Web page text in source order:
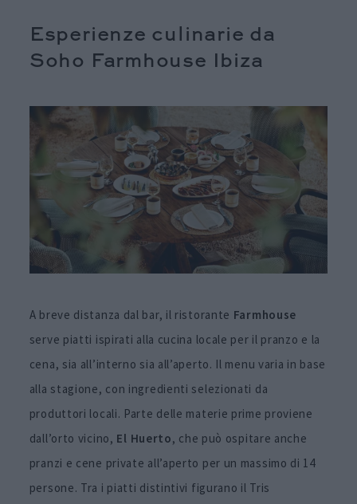
Esperienze culinarie da
Soho Farmhouse Ibiza
A breve distanza dal bar, il ristorante Farmhouse
serve piatti ispirati alla cucina locale per il pranzo e la
cena, sia all’interno sia all’aperto. Il menu varia in base
alla stagione, con ingredienti selezionati da
produttori locali. Parte delle materie prime proviene
dall’orto vicino, El Huerto, che può ospitare anche
pranzi e cene private all’aperto per un massimo di 14
persone. Tra i piatti distintivi figurano il Tris